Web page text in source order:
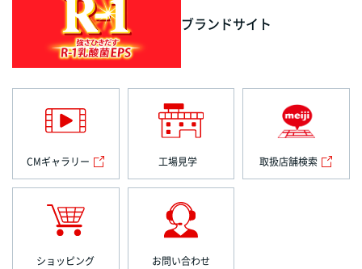
ブランドサイト
CMギャラリー 工場見学 取扱店舗検索
ショッピング お問い合わせ